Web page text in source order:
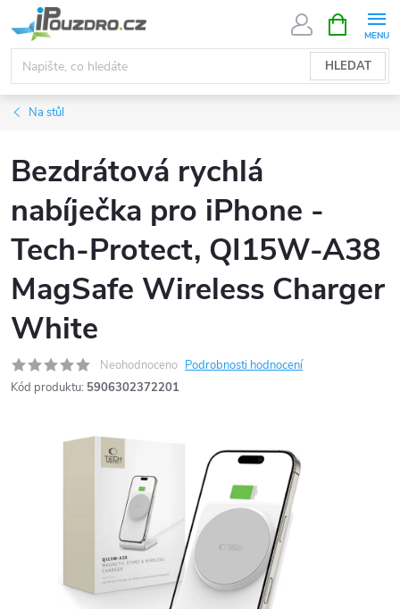
na
obsah
HLEDAT
NÁKUPNÍ
KOŠÍK
Na stůl
Bezdrátová rychlá
nabíječka pro iPhone -
Tech-Protect, QI15W-A38
MagSafe Wireless Charger
White
Neohodnoceno Podrobnosti hodnocení
Kód produktu: 5906302372201